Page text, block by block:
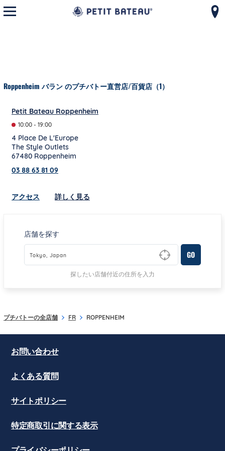
モバイルメニューを開く
Roppenheim バラン のプチバトー直営店/百貨店（1）
Petit Bateau Roppenheim
10:00 - 19:00
4 Place De L'Europe
The Style Outlets
67480 Roppenheim
03 88 63 81 09
アクセス Link Opens in New Tab
詳しく見る
店舗を探す
Type to begin querying for matching results
GO
探したい店舗付近の住所を入力
プチバトーの全店舗 FR ROPPENHEIM
お問い合わせ
よくある質問
サイトポリシー
特定商取引に関する表示